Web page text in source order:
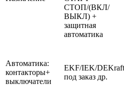
СТОП/(ВКЛ/
ВЫКЛ) +
защитная
автоматика
Автоматика:
контакторы+
выключатели
EKF/IEK/DEKraft
под заказ др.